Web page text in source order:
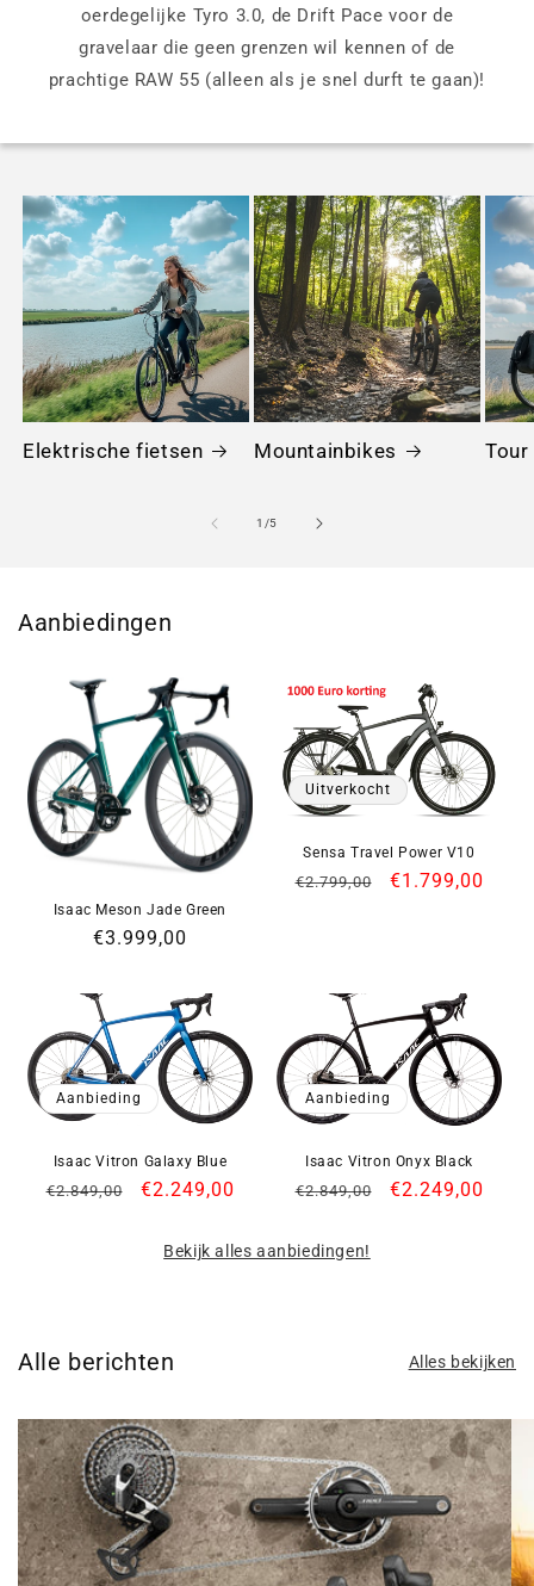
oerdegelijke Tyro 3.0, de Drift Pace voor de
gravelaar die geen grenzen wil kennen of de
prachtige RAW 55 (alleen als je snel durft te gaan)!
Elektrische fietsen Mountainbikes
1 /van
5
Aanbiedingen
Isaac Meson Jade Green
Normale
€3.999,00
Uitverkocht
Sensa Travel Power V10
Normale
€2.799,00 €1.799,00
Aanbieding
Isaac Vitron Galaxy Blue
Normale
€2.849,00 Aanbiedingsprijs
€2.249,00
Aanbieding
Isaac Vitron Onyx Black
Normale
€2.849,00 €2.249,00
Bekijk alles aanbiedingen!
Alle berichten Alles bekijken